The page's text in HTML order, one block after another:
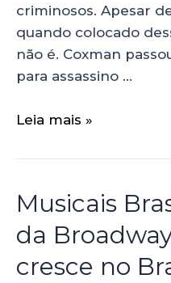
criminosos. Apesar
quando colocado
não é. Coxman
para assassino …
Leia mais »
Musicais
da
cresce no